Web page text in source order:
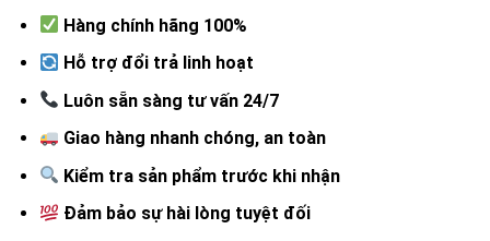
Hàng chính hãng 100%
Hỗ trợ đổi trả linh hoạt
Luôn sẵn sàng tư vấn 24/7
Giao hàng nhanh chóng, an toàn
Kiểm tra sản phẩm trước khi nhận
Đảm bảo sự hài lòng tuyệt đối